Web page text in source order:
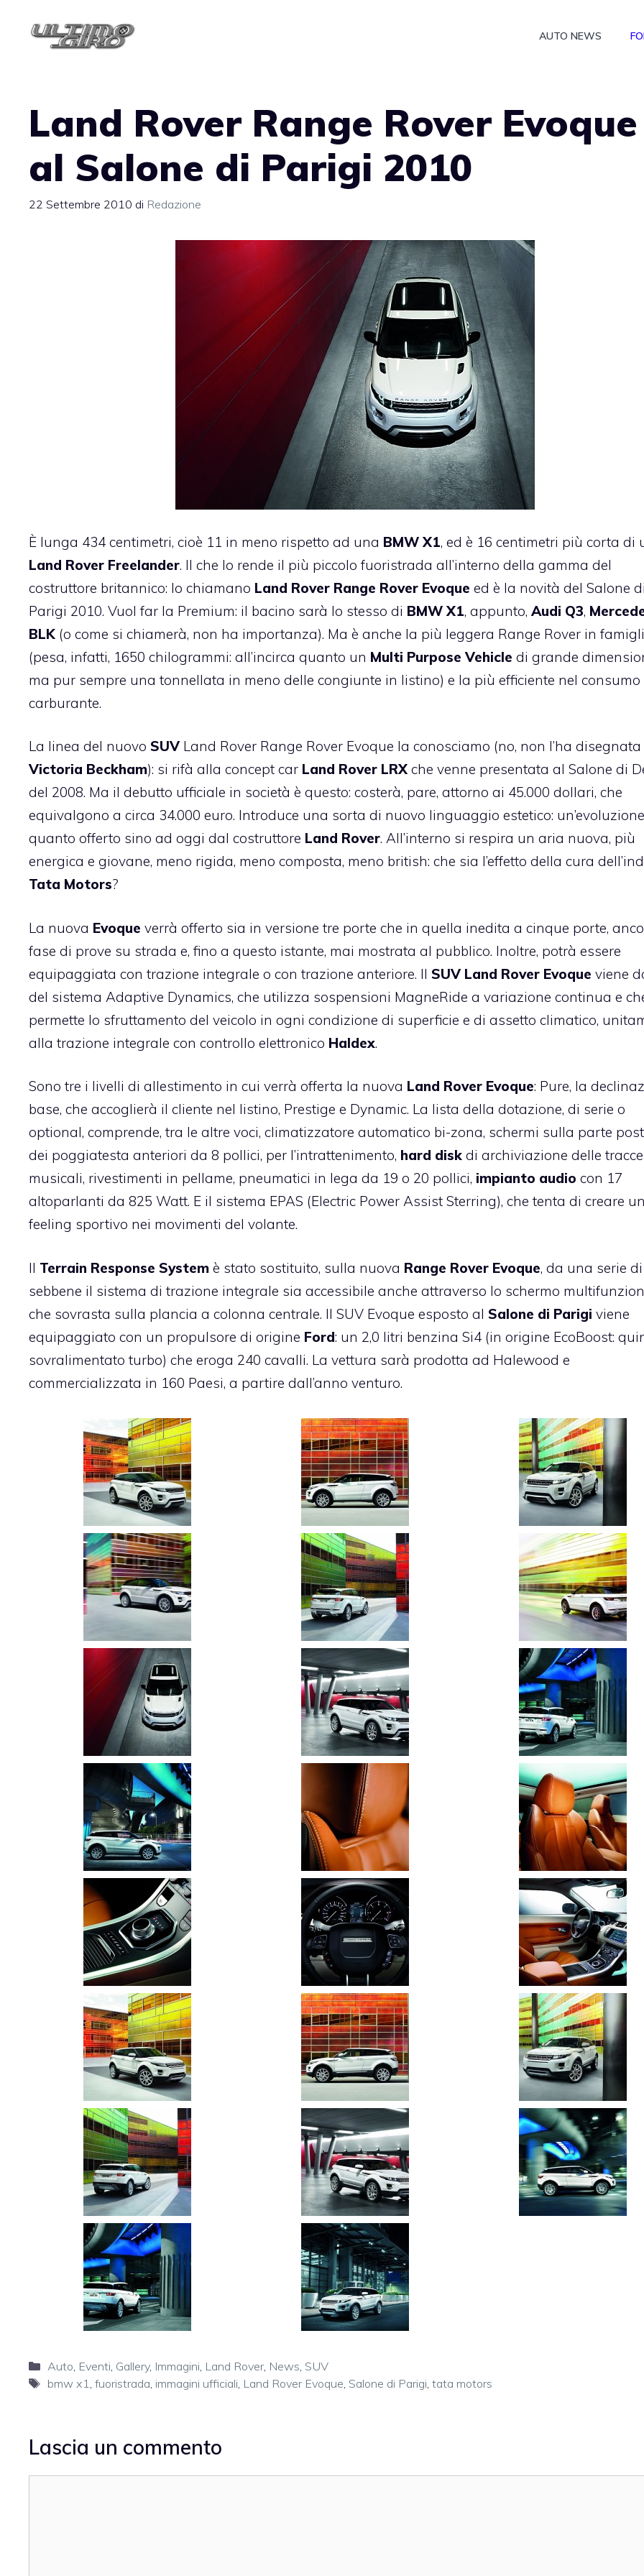
AUTO NEWS
Land Rover Range Rover Evoque
al Salone di Parigi 2010
22 Settembre 2010 di Redazione
È lunga 434 centimetri, cioè 11 in meno rispetto ad una BMW X1, ed è 16 centimetri più corta di
Land Rover Freelander. Il che lo rende il più piccolo fuoristrada all’interno della gamma del
costruttore britannico: lo chiamano Land Rover Range Rover Evoque ed è la novità del Salone di
Parigi 2010. Vuol far la Premium: il bacino sarà lo stesso di BMW X1, appunto, Audi Q3,
BLK (o come si chiamerà, non ha importanza). Ma è anche la più leggera Range Rover in
(pesa, infatti, 1650 chilogrammi: all’incirca quanto un Multi Purpose Vehicle di grande
ma pur sempre una tonnellata in meno delle congiunte in listino) e la più efficiente nel consumo
carburante.
La linea del nuovo SUV Land Rover Range Rover Evoque la conosciamo (no, non l’ha disegnata
Victoria Beckham): si rifà alla concept car Land Rover LRX che venne presentata al Salone di
del 2008. Ma il debutto ufficiale in società è questo: costerà, pare, attorno ai 45.000 dollari, che
equivalgono a circa 34.000 euro. Introduce una sorta di nuovo linguaggio estetico:
quanto offerto sino ad oggi dal costruttore Land Rover. All’interno si respira un aria nuova, più
energica e giovane, meno rigida, meno composta, meno british: che sia l’effetto della cura
Tata Motors?
La nuova Evoque verrà offerto sia in versione tre porte che in quella inedita a cinque porte,
fase di prove su strada e, fino a questo istante, mai mostrata al pubblico. Inoltre, potrà essere
equipaggiata con trazione integrale o con trazione anteriore. Il SUV Land Rover Evoque viene
del sistema Adaptive Dynamics, che utilizza sospensioni MagneRide a variazione continua e
permette lo sfruttamento del veicolo in ogni condizione di superficie e di assetto climatico,
alla trazione integrale con controllo elettronico Haldex.
Sono tre i livelli di allestimento in cui verrà offerta la nuova Land Rover Evoque: Pure, la
base, che accoglierà il cliente nel listino, Prestige e Dynamic. La lista della dotazione, di serie o
optional, comprende, tra le altre voci, climatizzatore automatico bi-zona, schermi sulla parte
dei poggiatesta anteriori da 8 pollici, per l’intrattenimento, hard disk di archiviazione delle tracce
musicali, rivestimenti in pellame, pneumatici in lega da 19 o 20 pollici, impianto audio con 17
altoparlanti da 825 Watt. E il sistema EPAS (Electric Power Assist Sterring), che tenta di creare un
feeling sportivo nei movimenti del volante.
Il Terrain Response System è stato sostituito, sulla nuova Range Rover Evoque, da una serie
sebbene il sistema di trazione integrale sia accessibile anche attraverso lo schermo
che sovrasta sulla plancia a colonna centrale. Il SUV Evoque esposto al Salone di Parigi viene
equipaggiato con un propulsore di origine Ford: un 2,0 litri benzina Si4 (in origine EcoBoost:
sovralimentato turbo) che eroga 240 cavalli. La vettura sarà prodotta ad Halewood e
commercializzata in 160 Paesi, a partire dall’anno venturo.
Categorie
Auto, Eventi, Gallery, Immagini, Land Rover, News, SUV
Tag
bmw x1, fuoristrada, immagini ufficiali, Land Rover Evoque, Salone di Parigi, tata motors
Lascia un commento